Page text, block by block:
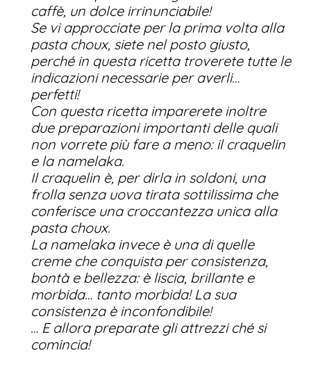
caffè, un dolce irrinunciabile!
Se vi approcciate per la prima volta alla
pasta choux, siete nel posto giusto,
perché in questa ricetta troverete tutte le
indicazioni necessarie per averli…
perfetti!
Con questa ricetta imparerete inoltre
due preparazioni importanti delle quali
non vorrete più fare a meno: il craquelin
e la namelaka.
Il craquelin è, per dirla in soldoni, una
frolla senza uova tirata sottilissima che
conferisce una croccantezza unica alla
pasta choux.
La namelaka invece è una di quelle
creme che conquista per consistenza,
bontà e bellezza: è liscia, brillante e
morbida… tanto morbida! La sua
consistenza è inconfondibile!
… E allora preparate gli attrezzi ché si
comincia!